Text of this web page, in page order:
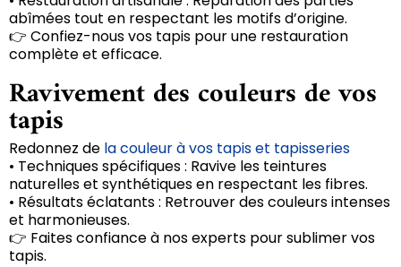
abîmées tout en respectant les motifs d’origine.
👉 Confiez-nous vos tapis pour une restauration
complète et efficace.
Ravivement des couleurs de vos
tapis
Redonnez de la couleur à vos tapis et tapisseries
• Techniques spécifiques : Ravive les teintures
naturelles et synthétiques en respectant les fibres.
• Résultats éclatants : Retrouver des couleurs intenses
et harmonieuses.
👉 Faites confiance à nos experts pour sublimer vos
tapis.